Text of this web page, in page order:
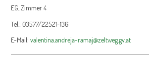
EG, Zimmer 4
Tel.: 03577/22521-136
E-Mail:valentina.andreja-ramaj@zeltweg.gv.at